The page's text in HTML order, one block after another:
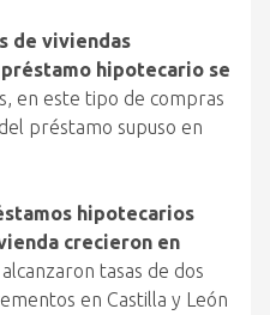
de viviendas
hipotecario se
en este tipo de compras
préstamo supuso en
hipotecarios
crecieron en
tasas de dos
en Castilla y León